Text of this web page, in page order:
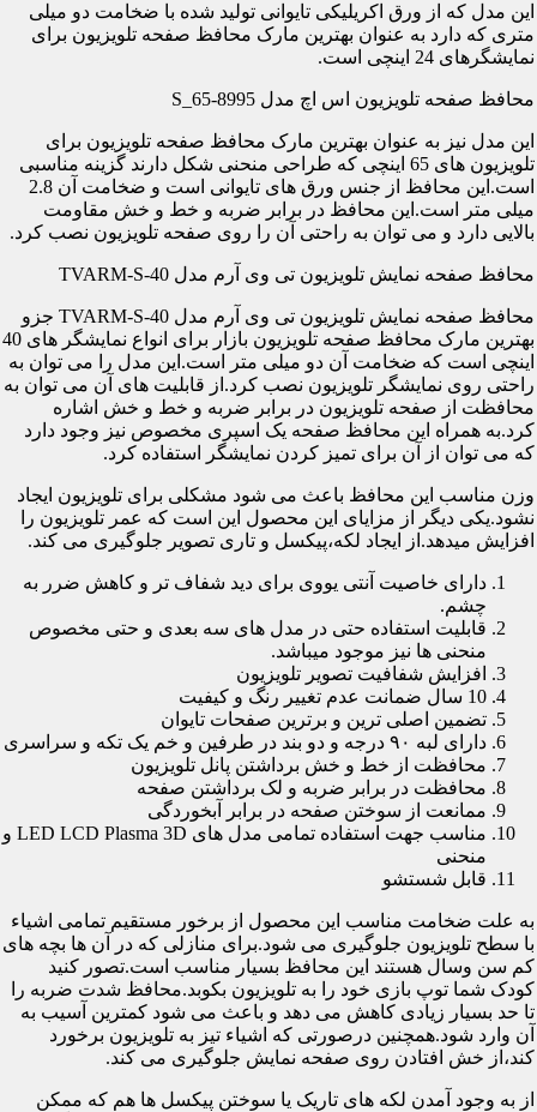
این مدل که از ورق اکریلیکی تایوانی تولید شده با ضخامت دو میلی
متری که دارد به عنوان بهترین مارک محافظ صفحه تلویزیون برای
نمایشگرهای 24 اینچی است.
محافظ صفحه تلویزیون اس اچ مدل S_65-8995
این مدل نیز به عنوان بهترین مارک محافظ صفحه تلویزیون برای
تلویزیون های 65 اینچی که طراحی منحنی شکل دارند گزینه مناسبی
است.این محافظ از جنس ورق های تایوانی است و ضخامت آن 2.8
میلی متر است.این محافظ در برابر ضربه و خط و خش مقاومت
بالایی دارد و می توان به راحتی آن را روی صفحه تلویزیون نصب کرد.
محافظ صفحه نمایش تلویزیون تی وی آرم مدل TVARM-S-40
محافظ صفحه نمایش تلویزیون تی وی آرم مدل TVARM-S-40 جزو
بهترین مارک محافظ صفحه تلویزیون بازار برای انواع نمایشگر های 40
اینچی است که ضخامت آن دو میلی متر است.این مدل را می توان به
راحتی روی نمایشگر تلویزیون نصب کرد.از قابلیت های آن می توان به
محافظت از صفحه تلویزیون در برابر ضربه و خط و خش اشاره
کرد.به همراه این محافظ صفحه یک اسپری مخصوص نیز وجود دارد
که می توان از آن برای تمیز کردن نمایشگر استفاده کرد.
وزن مناسب این محافظ باعث می شود مشکلی برای تلویزیون ایجاد
نشود.یکی دیگر از مزایای این محصول این است که عمر تلویزیون را
افزایش میدهد.از ایجاد لکه،پیکسل و تاری تصویر جلوگیری می کند.
دارای خاصیت آنتی یووی برای دید شفاف تر و کاهش ضرر به
چشم.
قابلیت استفاده حتی در مدل های سه بعدی و حتی مخصوص
منحنی ها نیز موجود میباشد.
افزایش شفافیت تصویر تلویزیون
10 سال ضمانت عدم تغییر رنگ و کیفیت
تضمین اصلی ترین و برترین صفحات تایوان
دارای لبه ۹۰ درجه و دو بند در طرفین و خم یک تکه و سراسری
محافظت از خط و خش برداشتن پانل تلویزیون
محافظت در برابر ضربه و لک برداشتن صفحه
ممانعت از سوختن صفحه در برابر آبخوردگی
مناسب جهت استفاده تمامی مدل های LED LCD Plasma 3D و
منحنی
قابل شستشو
به علت ضخامت مناسب این محصول از برخور مستقیم تمامی اشیاء
با سطح تلویزیون جلوگیری می شود.برای منازلی که در آن ها بچه های
کم سن وسال هستند این محافظ بسیار مناسب است.تصور کنید
کودک شما توپ بازی خود را به تلویزیون بکوبد.محافظ شدت ضربه را
تا حد بسیار زیادی کاهش می دهد و باعث می شود کمترین آسیب به
آن وارد شود.همچنین درصورتی که اشیاء تیز به تلویزیون برخورد
کند،از خش افتادن روی صفحه نمایش جلوگیری می کند.
از به وجود آمدن لکه های تاریک یا سوختن پیکسل ها هم که ممکن